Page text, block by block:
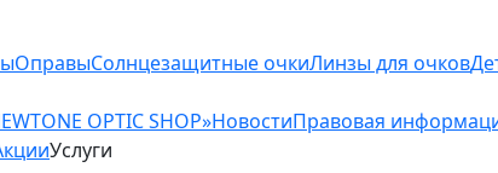
ОправыСолнцезащитные очкиЛинзы для очков
OPTIC SHOP»НовостиПравовая
Услуги